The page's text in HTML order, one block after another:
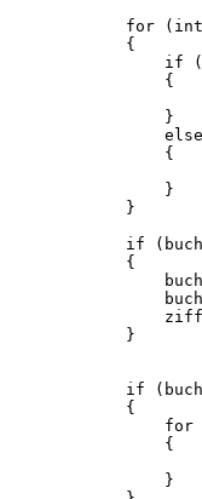
for
            {
if
                {
                }
                else
                {
                }
            }
if
            {
            }
if
            {
for
                {
                }